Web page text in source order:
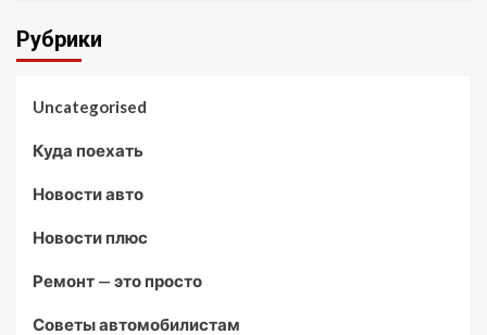
Рубрики
Uncategorised
Куда поехать
Новости авто
Новости плюс
Ремонт — это просто
Советы автомобилистам